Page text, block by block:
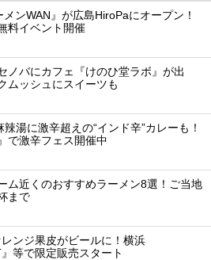
ンWAN』が広島HiroPaにオープン！
料イベント開催
ノバにカフェ『けのひ堂ラボ』が出
ムッシュにスイーツも
湯に激辛超えの“インド辛”カレーも！
で激辛フェス開催中
ム近くのおすすめラーメン8選！ご当地
まで
ンジ果皮がビールに！横浜
』等で限定販売スタート